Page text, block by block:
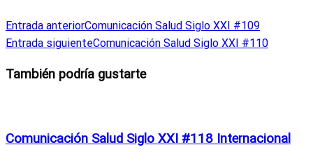
Entrada anteriorComunicación Salud Siglo XXI #109
Entrada siguienteComunicación Salud Siglo XXI #110
También podría gustarte
Comunicación Salud Siglo XXI #118 Internacional